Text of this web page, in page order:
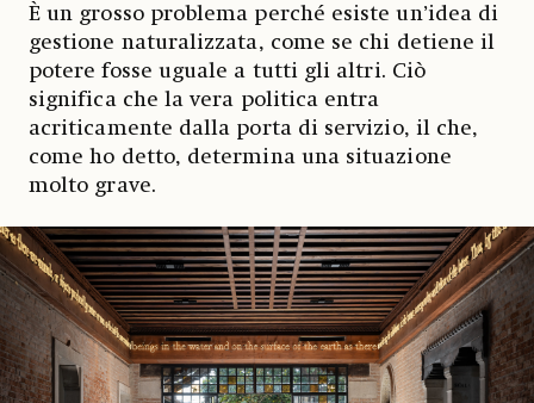
È un grosso problema perché esiste un’idea di
gestione naturalizzata, come se chi detiene il
potere fosse uguale a tutti gli altri. Ciò
significa che la vera politica entra
acriticamente dalla porta di servizio, il che,
come ho detto, determina una situazione
molto grave.